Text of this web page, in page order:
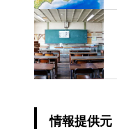
情報提供元